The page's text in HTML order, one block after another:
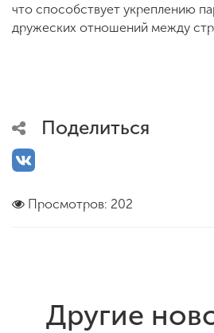
что способствует укреплению
дружеских отношений между
Поделиться
Просмотров: 202
Другие